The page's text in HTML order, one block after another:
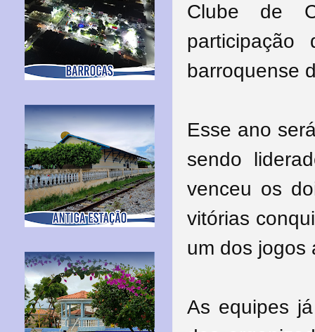
Clube de
barroquense
Esse ano
sendo
venceu os
vitórias
um dos jogos
As equipes